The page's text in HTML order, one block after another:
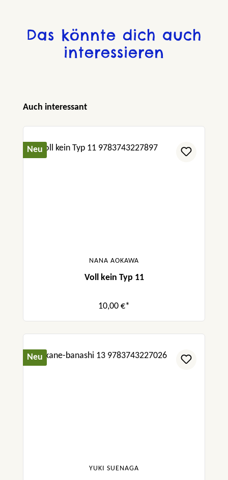
Das könnte dich auch
interessieren
Produktgalerie überspringen
Auch interessant
Neu
NANA AOKAWA
Voll kein Typ 11
10,00 €*
Neu
YUKI SUENAGA